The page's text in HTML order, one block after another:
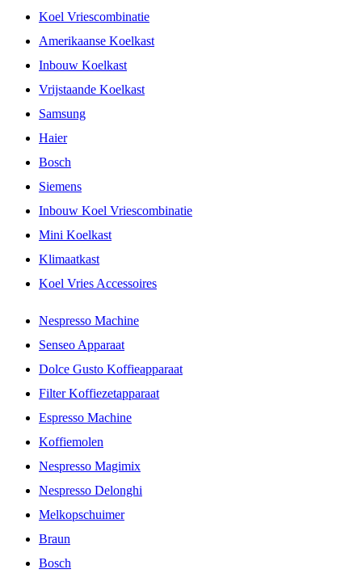
Koel Vriescombinatie
Amerikaanse Koelkast
Inbouw Koelkast
Vrijstaande Koelkast
Samsung
Haier
Bosch
Siemens
Inbouw Koel Vriescombinatie
Mini Koelkast
Klimaatkast
Koel Vries Accessoires
Nespresso Machine
Senseo Apparaat
Dolce Gusto Koffieapparaat
Filter Koffiezetapparaat
Espresso Machine
Koffiemolen
Nespresso Magimix
Nespresso Delonghi
Melkopschuimer
Braun
Bosch